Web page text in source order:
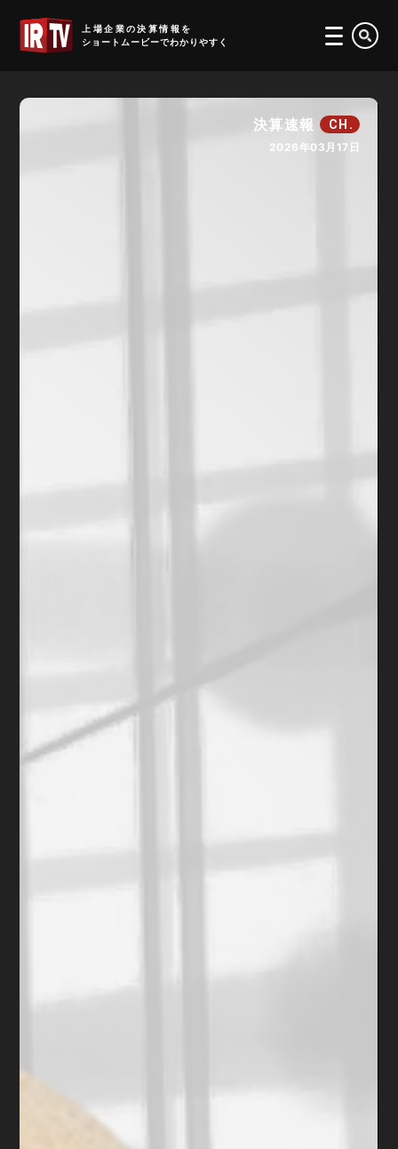
上場企業の決算情報を
ショートムービーでわかりやすく
決算速報 CH.
2026年03月17日